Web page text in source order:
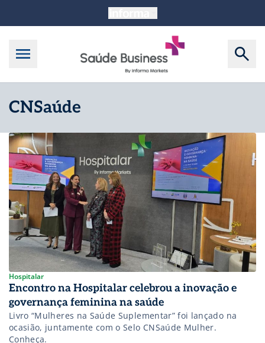
CNSaúde
Hospitalar
Encontro na Hospitalar celebrou a inovação e
governança feminina na saúde
Livro “Mulheres na Saúde Suplementar” foi lançado na
ocasião, juntamente com o Selo CNSaúde Mulher.
Conheça.